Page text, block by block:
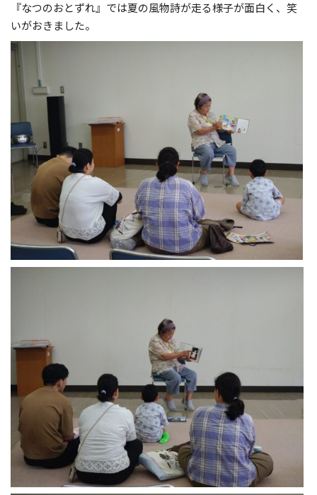
『なつのおとずれ』では夏の風物詩が走る様子が面白く、笑
いがおきました。